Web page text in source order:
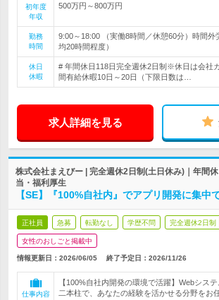
初年度
年収
500万円～800万円
勤務
時間
9:00～18:00 （実働8時間／休憩60分）時間外
均20時間程度）
休日
休暇
# 年間休日118日完全週休2日制※休日は会社
間有給休暇10日～20日（下限日数は…
求人詳細を見る
株式会社まえびー | 完全週休2日制(土日休み)｜年間
当・福利厚生
【SE】『100%自社内』でアプリ開発に集中
正社員 急募 転勤なし 学歴不問 完全週休2日制
女性のおしごと掲載中
情報更新日：2026/06/05 終了予定日： 2026/11/26
仕事内容
【100%自社内開発の環境で活躍】Webシス
二本柱で、あなたの経験を活かせる分野をお